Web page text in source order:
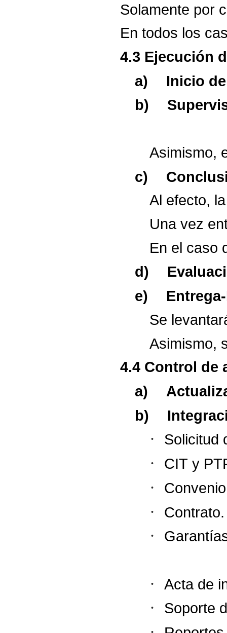
Solamente por
En todos los
4.3 Ejecución
a)
Inicio de
b)
Asimismo,
c)
Al efecto, la
Una vez
En el caso
d)
e)
Se
Asimismo,
4.4 Control de
a)
b)
· Solicitud
· CIT y
· Convenio
· Contrato.
·
· Acta de
· Soporte